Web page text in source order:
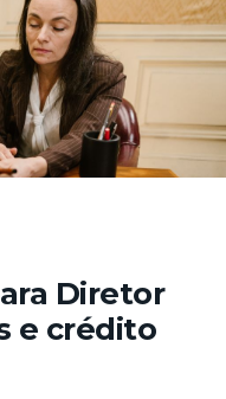
Diretor
e crédito